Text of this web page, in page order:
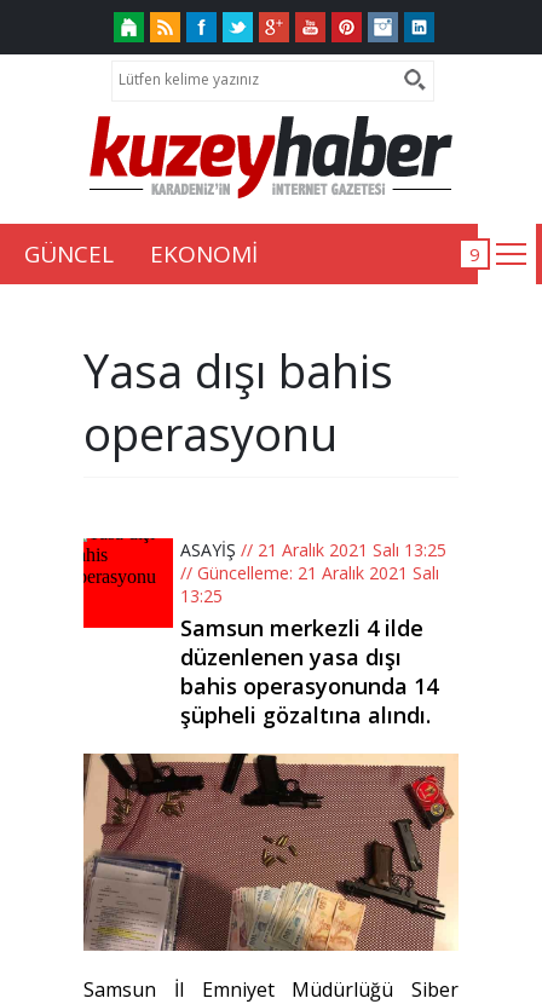
GÜNCEL EKONOMİ
Yasa dışı bahis
operasyonu
ASAYİŞ // 21 Aralık 2021 Salı 13:25
// Güncelleme: 21 Aralık 2021 Salı
13:25
Samsun merkezli 4 ilde
düzenlenen yasa dışı
bahis operasyonunda 14
şüpheli gözaltına alındı.
Samsun İl Emniyet Müdürlüğü Siber